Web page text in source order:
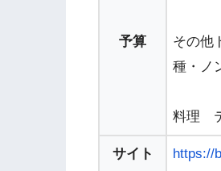
予算
その他
種・ノ
料理
サイト https://